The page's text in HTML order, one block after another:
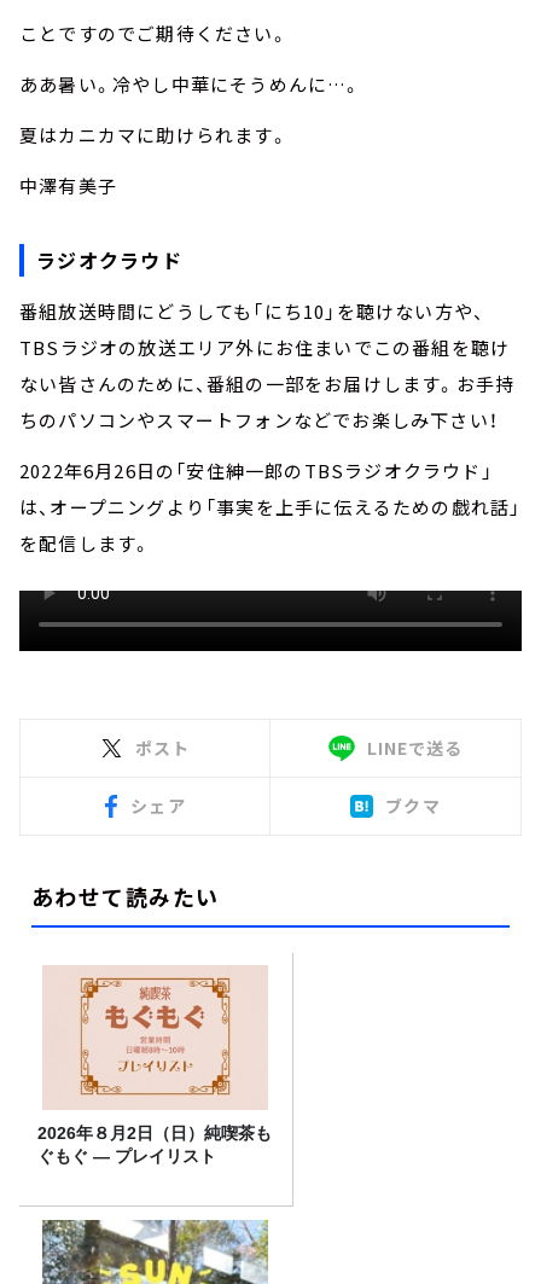
ことですのでご期待ください。
ああ暑い。冷やし中華にそうめんに…。
夏はカニカマに助けられます。
中澤有美子
ラジオクラウド
番組放送時間にどうしても「にち10」を聴けない方や、
TBSラジオの放送エリア外にお住まいでこの番組を聴け
ない皆さんのために、番組の一部をお届けします。お手持
ちのパソコンやスマートフォンなどでお楽しみ下さい！
2022年6月26日の「安住紳一郎のTBSラジオクラウド」
は、オープニングより「事実を上手に伝えるための戯れ話」
を配信します。
ポスト LINEで送る
シェア ブクマ
あわせて読みたい
2026年８月2日（日）純喫茶も
ぐもぐ ― プレイリスト